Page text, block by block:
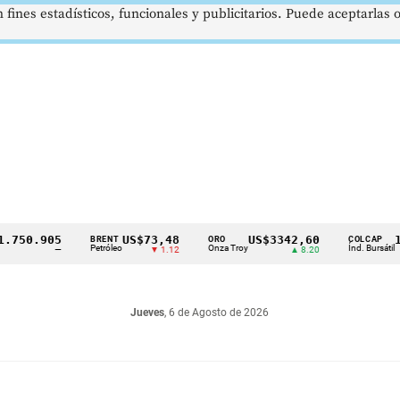
BRENT
Petróleo
US$73,48
▼ 1.12
ORO
Onza Troy
US$3342,60 COLCAP
Índ. Bursátil
Jueves, 6 de Agosto de 2026
estadísticos, funcionales y publicitarios. Puede aceptarlas